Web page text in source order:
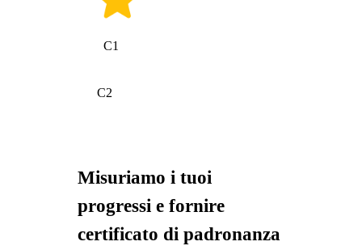
C1
C2
Misuriamo i tuoi
progressi e fornire
certificato di padronanza